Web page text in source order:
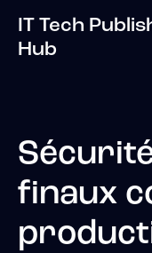
IT Tech
Hub
finaux